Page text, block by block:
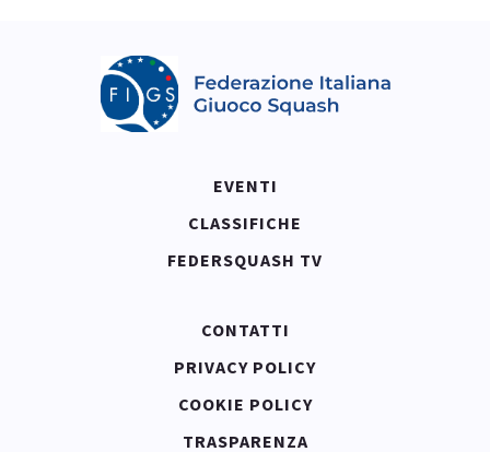
EVENTI
CLASSIFICHE
FEDERSQUASH TV
CONTATTI
PRIVACY POLICY
COOKIE POLICY
TRASPARENZA